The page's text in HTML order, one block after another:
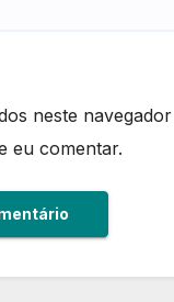
neste
eu comentar.